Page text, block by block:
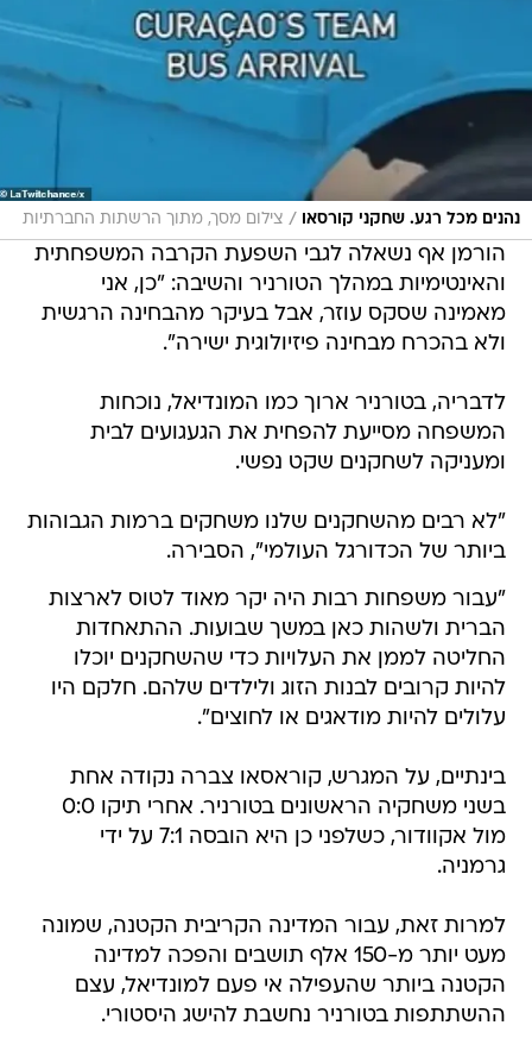
נהנים מכל רגע. שחקני קורסאו / צילום מסך, מתוך הרשתות החברתיות
הורמן אף נשאלה לגבי השפעת הקרבה המשפחתית
והאינטימיות במהלך הטורניר והשיבה: "כן, אני
מאמינה שסקס עוזר, אבל בעיקר מהבחינה הרגשית
ולא בהכרח מבחינה פיזיולוגית ישירה".
לדבריה, בטורניר ארוך כמו המונדיאל, נוכחות
המשפחה מסייעת להפחית את הגעגועים לבית
ומעניקה לשחקנים שקט נפשי.
"לא רבים מהשחקנים שלנו משחקים ברמות הגבוהות
ביותר של הכדורגל העולמי", הסבירה.
"עבור משפחות רבות היה יקר מאוד לטוס לארצות
הברית ולשהות כאן במשך שבועות. ההתאחדות
החליטה לממן את העלויות כדי שהשחקנים יוכלו
להיות קרובים לבנות הזוג ולילדים שלהם. חלקם היו
עלולים להיות מודאגים או לחוצים".
בינתיים, על המגרש, קוראסאו צברה נקודה אחת
בשני משחקיה הראשונים בטורניר. אחרי תיקו 0:0
מול אקוודור, כשלפני כן היא הובסה 7:1 על ידי
גרמניה.
למרות זאת, עבור המדינה הקריבית הקטנה, שמונה
מעט יותר מ-150 אלף תושבים והפכה למדינה
הקטנה ביותר שהעפילה אי פעם למונדיאל, עצם
ההשתתפות בטורניר נחשבת להישג היסטורי.